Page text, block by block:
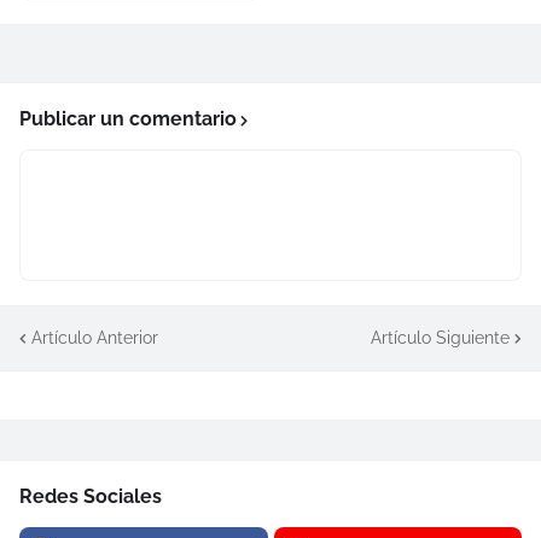
Publicar un comentario
Artículo Anterior Artículo Siguiente
Redes Sociales